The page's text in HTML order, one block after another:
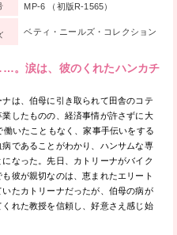
。涙は、彼のくれたハンカチ
は、伯母に引き取られて田舎のコテ
したものの、経済事情が許さずに大
いたこともなく、家事手伝いをする
であることがわかり、ハンサムな専
なった。先日、カトリーナがバイク
彼が親切なのは、恵まれたエリート
たカトリーナだったが、伯母の病が
れた教授を信頼し、好意さえ感じ始
MP-6 （初版R-1565）
ベティ・ニールズ・コレクション